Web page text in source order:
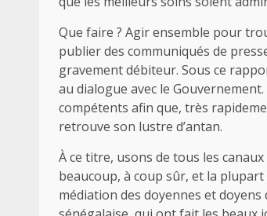
Que faire ? Agir ensemble pour
publier des communiqués de
gravement débiteur. Sous ce
au dialogue avec le
compétents afin que, très
retrouve son lustre d’antan.
À ce titre, usons de tous les
beaucoup, à coup sûr, et la
médiation des doyennes et doyens